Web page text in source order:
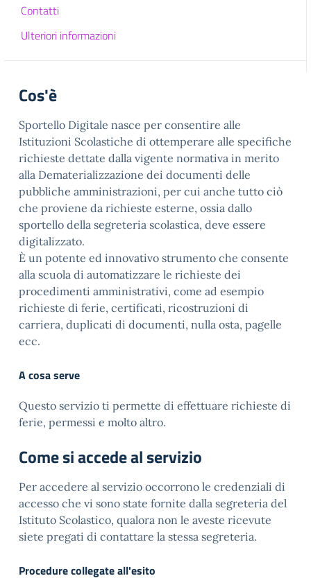
Contatti
Ulteriori informazioni
Cos'è
Sportello Digitale nasce per consentire alle
Istituzioni Scolastiche di ottemperare alle specifiche
richieste dettate dalla vigente normativa in merito
alla Dematerializzazione dei documenti delle
pubbliche amministrazioni, per cui anche tutto ciò
che proviene da richieste esterne, ossia dallo
sportello della segreteria scolastica, deve essere
digitalizzato.
È un potente ed innovativo strumento che consente
alla scuola di automatizzare le richieste dei
procedimenti amministrativi, come ad esempio
richieste di ferie, certificati, ricostruzioni di
carriera, duplicati di documenti, nulla osta, pagelle
ecc.
A cosa serve
Questo servizio ti permette di effettuare richieste di
ferie, permessi e molto altro.
Come si accede al servizio
Per accedere al servizio occorrono le credenziali di
accesso che vi sono state fornite dalla segreteria del
Istituto Scolastico, qualora non le aveste ricevute
siete pregati di contattare la stessa segreteria.
Procedure collegate all'esito